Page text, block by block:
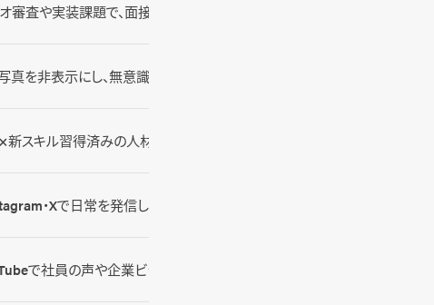
オ審査や実装課題で、面接では分からない実力を可視化
真を非表示にし、無意識の偏見を排除して能力で評価
スキル習得済みの人材を、新卒・中途に次ぐ第三の選択肢として採用
・Xで日常を発信し、共感から応募につなげる
で社員の声や企業ビジョンを発信し、深い共感を醸成